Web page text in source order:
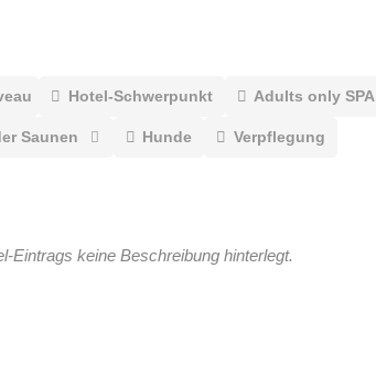
Hotel-Schwerpunkt Adults only SPA
Saunen Hunde Verpflegung
Eintrags keine Beschreibung hinterlegt.